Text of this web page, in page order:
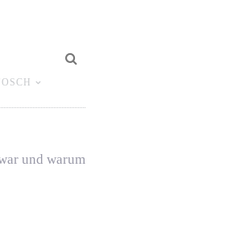
und warum